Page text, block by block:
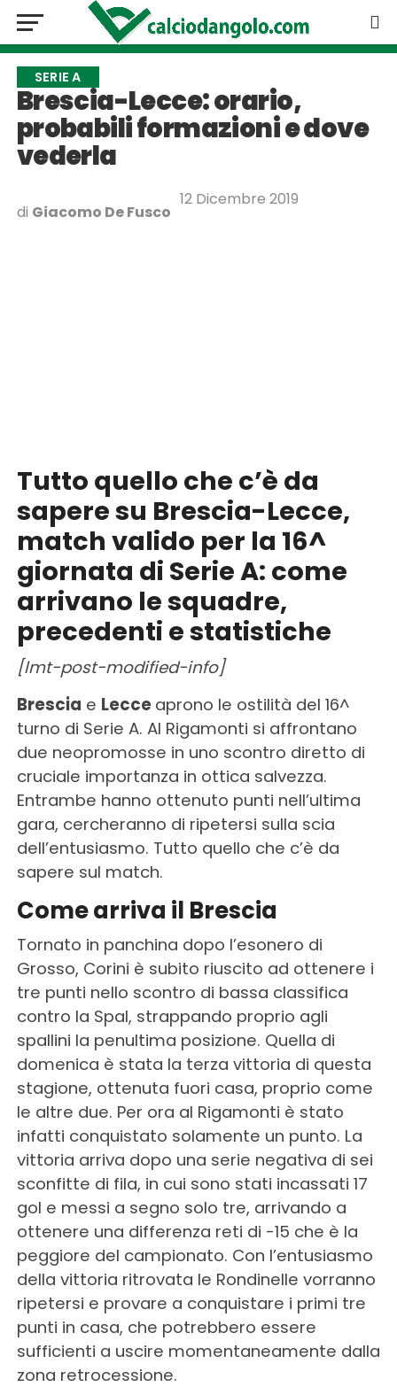
SERIE A
Brescia-Lecce: orario,
probabili formazioni e dove
vederla
di Giacomo De Fusco
12 Dicembre 2019
Tutto quello che c’è da
sapere su Brescia-Lecce,
match valido per la 16^
giornata di Serie A: come
arrivano le squadre,
precedenti e statistiche
[lmt-post-modified-info]
Brescia e Lecce aprono le ostilità del 16^
turno di Serie A. Al Rigamonti si affrontano
due neopromosse in uno scontro diretto di
cruciale importanza in ottica salvezza.
Entrambe hanno ottenuto punti nell’ultima
gara, cercheranno di ripetersi sulla scia
dell’entusiasmo. Tutto quello che c’è da
sapere sul match.
Come arriva il Brescia
Tornato in panchina dopo l’esonero di
Grosso, Corini è subito riuscito ad ottenere i
tre punti nello scontro di bassa classifica
contro la Spal, strappando proprio agli
spallini la penultima posizione. Quella di
domenica è stata la terza vittoria di questa
stagione, ottenuta fuori casa, proprio come
le altre due. Per ora al Rigamonti è stato
infatti conquistato solamente un punto. La
vittoria arriva dopo una serie negativa di sei
sconfitte di fila, in cui sono stati incassati 17
gol e messi a segno solo tre, arrivando a
ottenere una differenza reti di -15 che è la
peggiore del campionato. Con l’entusiasmo
della vittoria ritrovata le Rondinelle vorranno
ripetersi e provare a conquistare i primi tre
punti in casa, che potrebbero essere
sufficienti a uscire momentaneamente dalla
zona retrocessione.